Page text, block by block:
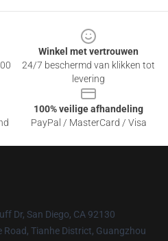
Winkel met vertrouwen
24/7 beschermd van klikken tot
levering
100% veilige afhandeling
PayPal / MasterCard / Visa
Dr, San Diego, CA 92130
Road, Tianhe District, Guangzhou